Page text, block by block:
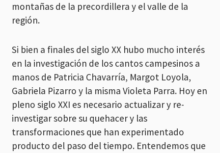
montañas de la precordillera y el valle de la
región.
Si bien a finales del siglo XX hubo mucho interés
en la investigación de los cantos campesinos a
manos de Patricia Chavarría, Margot Loyola,
Gabriela Pizarro y la misma Violeta Parra. Hoy en
pleno siglo XXI es necesario actualizar y re-
investigar sobre su quehacer y las
transformaciones que han experimentado
producto del paso del tiempo. Entendemos que